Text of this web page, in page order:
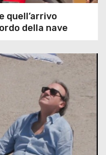
caldo,
…
quell’arrivo
della nave